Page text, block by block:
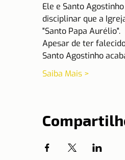
Ele e Santo
disciplinar que a
"Santo Papa Aurélio".
Apesar de ter
Santo Agostinho
Saiba Mais >